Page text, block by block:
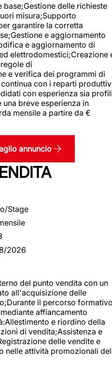
delle richieste
misura;Supporto
garantire la corretta
e aggiornamento
e aggiornamento di
elettrodomestici;Creazione
di
e verifica dei programmi di
con i reparti
con esperienza sia
breve esperienza in
mensile a partire da €
annuncio
Stage
2026
del punto vendita con un
all'acquisizione delle
il percorso
affiancamento
e riordino della
di vendita;Assistenza e
delle vendite e
nelle attività promozionali del